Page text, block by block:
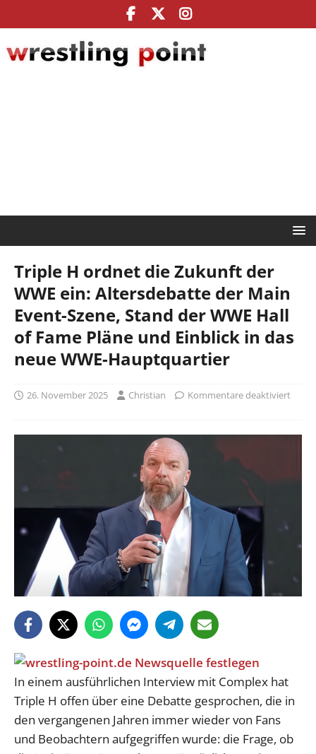
Triple H ordnet die Zukunft der
WWE ein: Altersdebatte der Main
Event-Szene, Stand der WWE Hall
of Fame Pläne und Einblick in das
neue WWE-Hauptquartier
26. November 2025 Christian Kommentare deaktiviert
In einem ausführlichen Interview mit Complex hat
Triple H offen über eine Debatte gesprochen, die in
den vergangenen Jahren immer wieder von Fans
und Beobachtern aufgegriffen wurde: die Frage, ob